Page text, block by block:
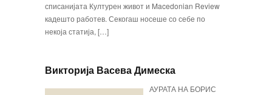
списанијата Културен живот и Macedonian Review
кадешто работев. Секогаш носеше со себе по
некоја статија, […]
Викторија Васева Димеска
АУРАТА НА БОРИС